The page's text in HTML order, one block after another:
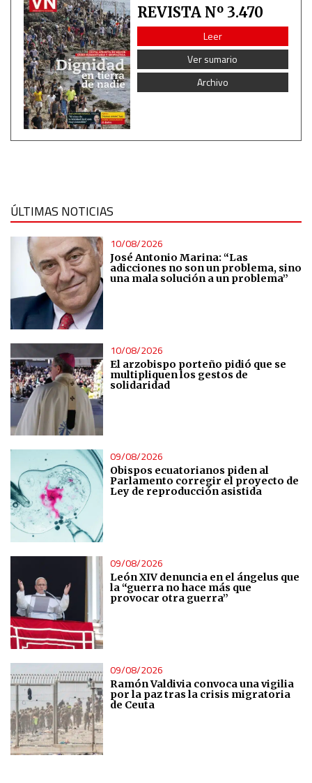
REVISTA Nº 3.470
Leer
Ver sumario
Archivo
ÚLTIMAS NOTICIAS
10/08/2026
José Antonio Marina: “Las
adicciones no son un problema, sino
una mala solución a un problema”
10/08/2026
El arzobispo porteño pidió que se
multipliquen los gestos de
solidaridad
09/08/2026
Obispos ecuatorianos piden al
Parlamento corregir el proyecto de
Ley de reproducción asistida
09/08/2026
León XIV denuncia en el ángelus que
la “guerra no hace más que
provocar otra guerra”
09/08/2026
Ramón Valdivia convoca una vigilia
por la paz tras la crisis migratoria
de Ceuta